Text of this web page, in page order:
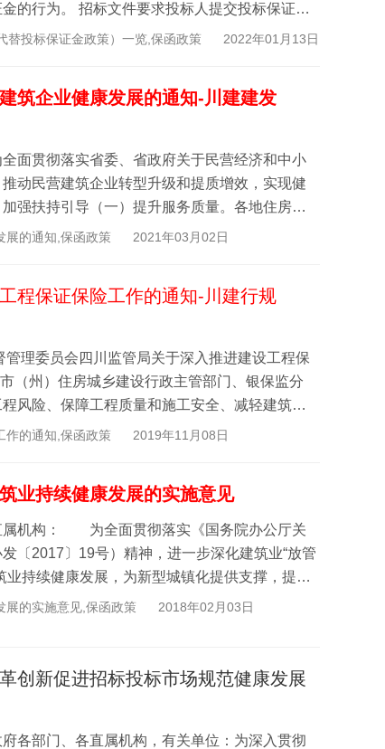
的行为。 招标文件要求投标人提交投标保证金
替投标保证金政策）一览,保函政策 2022年01月13日
筑企业健康发展的通知-川建建发
面贯彻落实省委、省政府关于民营经济和中小
动民营建筑企业转型升级和提质增效，实现健
强扶持引导（一）提升服务质量。各地住房城
...
展的通知,保函政策 2021年03月02日
程保证保险工作的通知-川建行规
理委员会四川监管局关于深入推进建设工程保
（州）住房城乡建设行政主管部门、银保监分
险、保障工程质量和施工安全、减轻建筑企
作的通知,保函政策 2019年11月08日
业持续健康发展的实施意见
属机构： 为全面贯彻落实《国务院办公厅关
〔2017〕19号）精神，进一步深化建筑业“放管
持续健康发展，为新型城镇化提供支撑，提出
展的实施意见,保函政策 2018年02月03日
创新促进招标投标市场规范健康发展
各部门、各直属机构，有关单位：为深入贯彻